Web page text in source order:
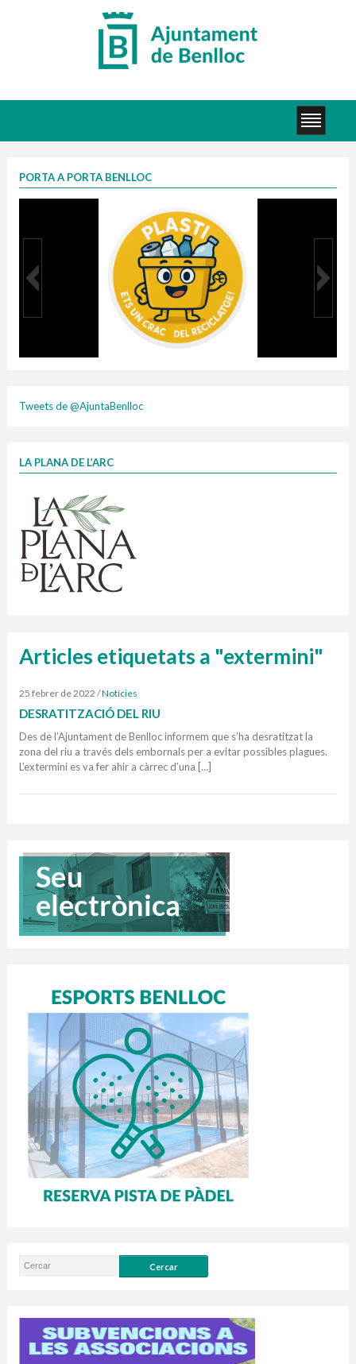
PORTA A PORTA BENLLOC
1 contenidors intel·ligents
Finançat per la Unió Europea – NextGenerationEU
Tweets de @AjuntaBenlloc
LA PLANA DE L’ARC
Articles etiquetats a "extermini"
25 febrer de 2022 /Notícies
DESRATITZACIÓ DEL RIU
Des de l’Ajuntament de Benlloc informem que s’ha desratitzat la
zona del riu a través dels embornals per a evitar possibles plagues.
L’extermini es va fer ahir a càrrec d’una […]